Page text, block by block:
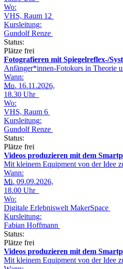
Wo:
VHS, Raum 12
Kursleitung:
Gundolf Renze
Status:
Plätze frei
Fotografieren mit Spiegelreflex-/
Anfänger*innen-Fotokurs in Theorie
Wann:
Mo. 16.11.2026,
18.30 Uhr
Wo:
VHS, Raum 6
Kursleitung:
Gundolf Renze
Status:
Plätze frei
Videos produzieren mit dem
Mit kleinem Equipment von der Idee
Wann:
Mi. 09.09.2026,
18.00 Uhr
Wo:
Digitale Erlebniswelt MakerSpace
Kursleitung:
Fabian Hoffmann
Status:
Plätze frei
Videos produzieren mit dem
Mit kleinem Equipment von der Idee